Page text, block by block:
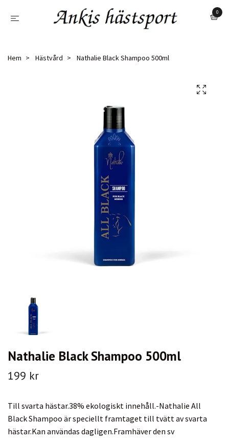
0
Hem Hästvård Nathalie Black Shampoo 500ml
Nathalie Black Shampoo 500ml
199 kr
Till svarta hästar.38% ekologiskt innehåll.-Nathalie All
Black Shampoo är speciellt framtaget till tvätt av svarta
hästar.Kan användas dagligen.Framhäver den sv